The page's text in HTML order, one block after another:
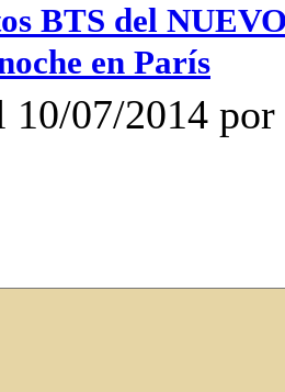
BTS del
en París
10/07/2014